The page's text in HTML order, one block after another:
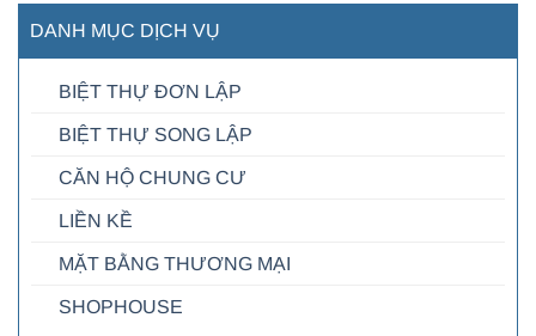
DANH MỤC DỊCH VỤ
BIỆT THỰ ĐƠN LẬP
BIỆT THỰ SONG LẬP
CĂN HỘ CHUNG CƯ
LIỀN KỀ
MẶT BẰNG THƯƠNG MẠI
SHOPHOUSE